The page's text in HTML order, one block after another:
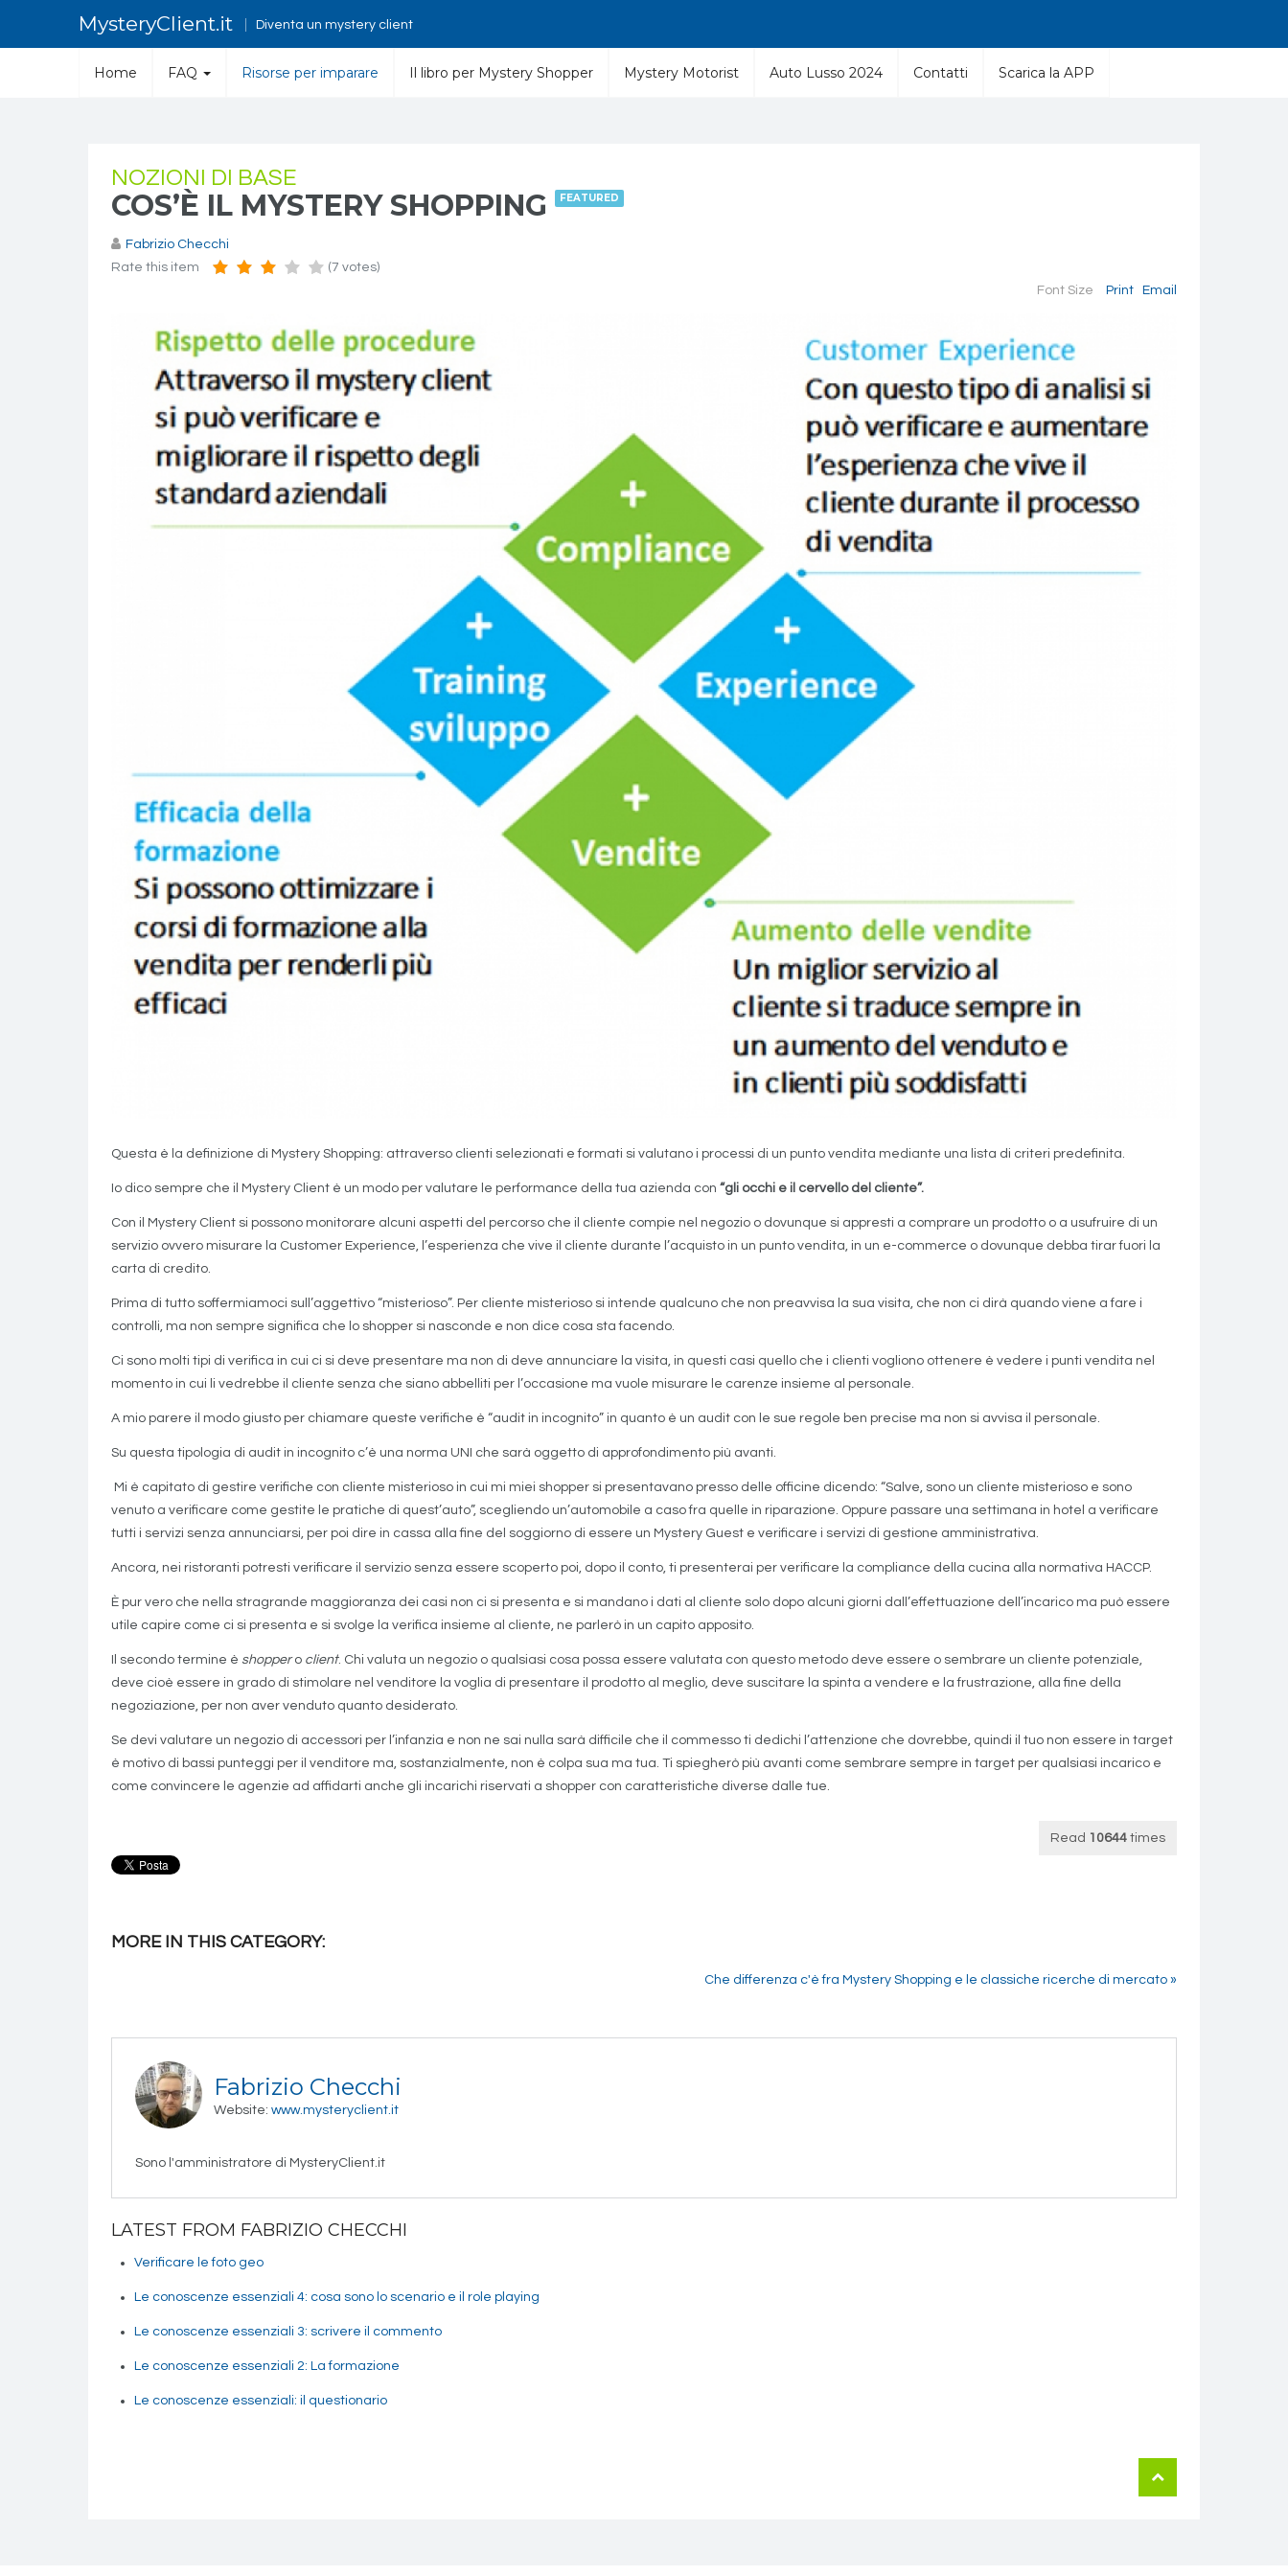
MysteryClient.it Diventa un mystery client
Home FAQ Risorse per imparare Il libro per Mystery Shopper Mystery Motorist Auto Lusso 2024 Contatti Scarica la APP
NOZIONI DI BASE
COS’È IL MYSTERY SHOPPING FEATURED
Fabrizio Checchi
Rate this item
(7 votes)
Font Size
Print Email
Questa è la definizione di Mystery Shopping: attraverso clienti selezionati e formati si valutano i processi di un punto vendita mediante una lista di criteri predefinita.
Io dico sempre che il Mystery Client è un modo per valutare le performance della tua azienda con “gli occhi e il cervello del cliente”.
Con il Mystery Client si possono monitorare alcuni aspetti del percorso che il cliente compie nel negozio o dovunque si appresti a comprare un prodotto o a usufruire di un
servizio ovvero misurare la Customer Experience, l’esperienza che vive il cliente durante l’acquisto in un punto vendita, in un e-commerce o dovunque debba tirar fuori la
carta di credito.
Prima di tutto soffermiamoci sull’aggettivo “misterioso”. Per cliente misterioso si intende qualcuno che non preavvisa la sua visita, che non ci dirà quando viene a fare i
controlli, ma non sempre significa che lo shopper si nasconde e non dice cosa sta facendo.
Ci sono molti tipi di verifica in cui ci si deve presentare ma non di deve annunciare la visita, in questi casi quello che i clienti vogliono ottenere è vedere i punti vendita nel
momento in cui li vedrebbe il cliente senza che siano abbelliti per l’occasione ma vuole misurare le carenze insieme al personale.
A mio parere il modo giusto per chiamare queste verifiche è “audit in incognito” in quanto è un audit con le sue regole ben precise ma non si avvisa il personale.
Su questa tipologia di audit in incognito c’è una norma UNI che sarà oggetto di approfondimento più avanti.
Mi è capitato di gestire verifiche con cliente misterioso in cui mi miei shopper si presentavano presso delle officine dicendo: “Salve, sono un cliente misterioso e sono
venuto a verificare come gestite le pratiche di quest’auto”, scegliendo un’automobile a caso fra quelle in riparazione. Oppure passare una settimana in hotel a verificare
tutti i servizi senza annunciarsi, per poi dire in cassa alla fine del soggiorno di essere un Mystery Guest e verificare i servizi di gestione amministrativa.
Ancora, nei ristoranti potresti verificare il servizio senza essere scoperto poi, dopo il conto, ti presenterai per verificare la compliance della cucina alla normativa HACCP.
È pur vero che nella stragrande maggioranza dei casi non ci si presenta e si mandano i dati al cliente solo dopo alcuni giorni dall’effettuazione dell’incarico ma può essere
utile capire come ci si presenta e si svolge la verifica insieme al cliente, ne parlerò in un capito apposito.
Il secondo termine è shoppero client. Chi valuta un negozio o qualsiasi cosa possa essere valutata con questo metodo deve essere o sembrare un cliente potenziale,
deve cioè essere in grado di stimolare nel venditore la voglia di presentare il prodotto al meglio, deve suscitare la spinta a vendere e la frustrazione, alla fine della
negoziazione, per non aver venduto quanto desiderato.
Se devi valutare un negozio di accessori per l’infanzia e non ne sai nulla sarà difficile che il commesso ti dedichi l’attenzione che dovrebbe, quindi il tuo non essere in target
è motivo di bassi punteggi per il venditore ma, sostanzialmente, non è colpa sua ma tua. Ti spiegherò più avanti come sembrare sempre in target per qualsiasi incarico e
come convincere le agenzie ad affidarti anche gli incarichi riservati a shopper con caratteristiche diverse dalle tue.
Read 10644 times
MORE IN THIS CATEGORY:
Che differenza c'è fra Mystery Shopping e le classiche ricerche di mercato »
Fabrizio Checchi
Website: www.mysteryclient.it
Sono l'amministratore di MysteryClient.it
LATEST FROM FABRIZIO CHECCHI
Verificare le foto geo
Le conoscenze essenziali 4: cosa sono lo scenario e il role playing
Le conoscenze essenziali 3: scrivere il commento
Le conoscenze essenziali 2: La formazione
Le conoscenze essenziali: il questionario